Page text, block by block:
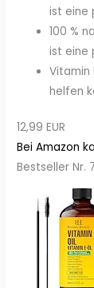
ist eine
100 %
ist eine
Vitamin
helfen
12,99 EUR
Bei Amazon
Bestseller Nr. 7